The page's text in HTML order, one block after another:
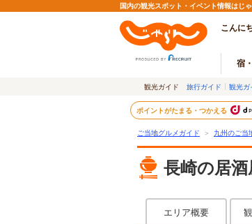
国内の観光スポット・イベント情報はじ
こんに
宿
観光ガイド 旅行ガイド 観光ガ
ポイントがたまる・つかえる
ご当地グルメガイド ＞ 九州のご当
長崎の居酒
エリア概要